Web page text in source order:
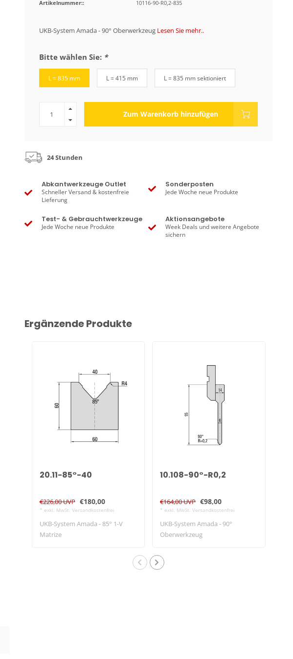
Artikelnummer:: 10116-90-R0,2-835
UKB-System Amada - 90° Oberwerkzeug Lesen Sie mehr..
Bitte wählen Sie: *
L = 835 mm L = 415 mm L = 835 mm sektioniert
Zum Warenkorb hinzufügen
24 Stunden
Abkantwerkzeuge Outlet
Schneller Versand & kostenfreie
Lieferung
Sonderposten
Jede Woche neue Produkte
Test- & Gebrauchtwerkzeuge
Jede Woche neue Produkte
Aktionsangebote
Week Deals und weitere Angebote
sichern
Ergänzende Produkte
20.11-85°-40
€226,00 UVP €180,00
* exkl. MwSt. Versandkostenfrei
UKB-System Amada - 85° 1-V
Matrize
10.108-90°-R0,2
€164,00 UVP €98,00
* exkl. MwSt. Versandkostenfrei
UKB-System Amada - 90°
Oberwerkzeug